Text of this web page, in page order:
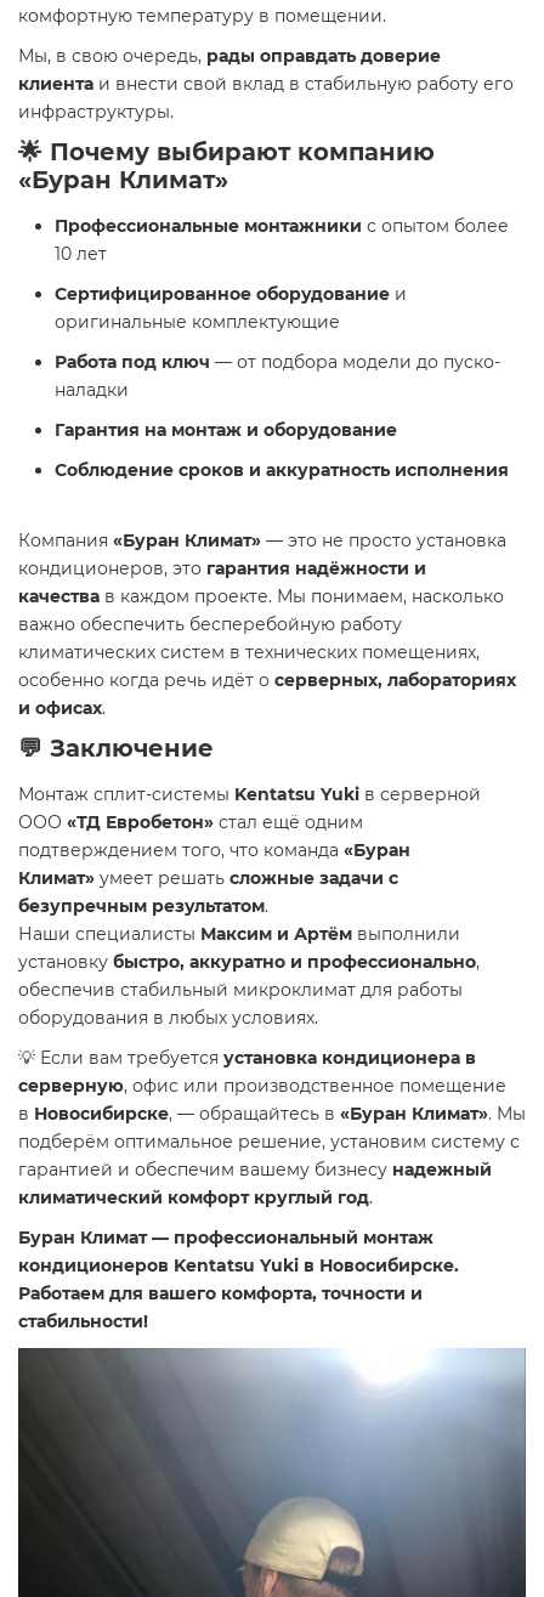
комфортную температуру в помещении.
Мы, в свою очередь, рады оправдать доверие
клиента и внести свой вклад в стабильную работу его
инфраструктуры.
🌟 Почему выбирают компанию
«Буран Климат»
Профессиональные монтажники с опытом более
10 лет
Сертифицированное оборудование и
оригинальные комплектующие
Работа под ключ — от подбора модели до пуско-
наладки
Гарантия на монтаж и оборудование
Соблюдение сроков и аккуратность исполнения
Компания «Буран Климат» — это не просто установка
кондиционеров, это гарантия надёжности и
качества в каждом проекте. Мы понимаем, насколько
важно обеспечить бесперебойную работу
климатических систем в технических помещениях,
особенно когда речь идёт о серверных, лабораториях
и офисах.
💬 Заключение
Монтаж сплит-системы Kentatsu Yuki в серверной
ООО «ТД Евробетон» стал ещё одним
подтверждением того, что команда «Буран
Климат» умеет решать сложные задачи с
безупречным результатом.
Наши специалисты Максим и Артём выполнили
установку быстро, аккуратно и профессионально,
обеспечив стабильный микроклимат для работы
оборудования в любых условиях.
💡 Если вам требуется установка кондиционера в
серверную, офис или производственное помещение
в Новосибирске, — обращайтесь в «Буран Климат». Мы
подберём оптимальное решение, установим систему с
гарантией и обеспечим вашему бизнесу надежный
климатический комфорт круглый год.
Буран Климат — профессиональный монтаж
кондиционеров Kentatsu Yuki в Новосибирске.
Работаем для вашего комфорта, точности и
стабильности!